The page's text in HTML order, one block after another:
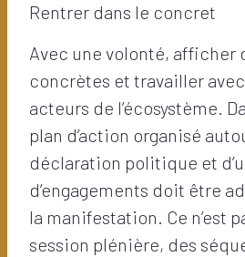
Rentrer dans le concret
Avec une volonté, afficher
concrètes et travailler avec
acteurs de l’écosystème.
plan d’action organisé
déclaration politique et
d’engagements doit être
la manifestation. Ce n’est
session plénière, des